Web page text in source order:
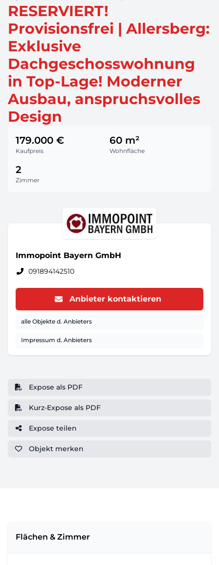
RESERVIERT!
Provisionsfrei | Allersberg:
Exklusive
Dachgeschosswohnung
in Top-Lage! Moderner
Ausbau, anspruchsvolles
Design
Kaufpreis
179.000 €
Wohnfläche
60 m²
Zimmer
2
Immopoint Bayern GmbH
091894142510
Anbieter kontaktieren
alle Objekte d. Anbieters
Impressum d. Anbieters
Expose als PDF
Kurz-Expose als PDF
Expose teilen
Objekt merken
Flächen & Zimmer